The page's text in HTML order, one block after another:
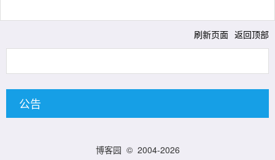
刷新页面 返回顶部
公告
博客园 © 2004-2026